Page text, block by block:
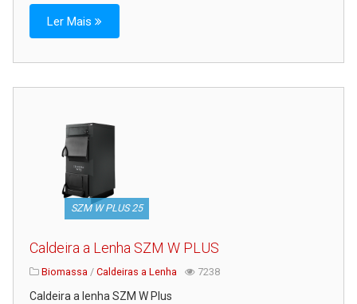
Ler Mais
SZM W PLUS 25
Caldeira a Lenha SZM W PLUS
Biomassa/ Caldeiras a Lenha 7238
Caldeira a lenha SZM W Plus